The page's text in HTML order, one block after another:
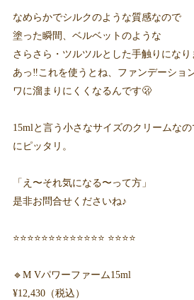
なめらかでシルクのような質感なので
塗った瞬間、ベルベットのような
さらさら・ツルツルとした手触りになり
あっ‼️これを使うとね、ファンデーショ
ワに溜まりにくくなるんです🫢
15mlと言う小さなサイズのクリームな
にピッタリ。
「え〜それ気になる〜って方」
是非お問合せくださいね♪
⭐️⭐️⭐️⭐️⭐️⭐️⭐️⭐️⭐️⭐️⭐️⭐️⭐️ ⭐️⭐️⭐️⭐️
🔹M Vパワーファーム15ml
¥12,430（税込）